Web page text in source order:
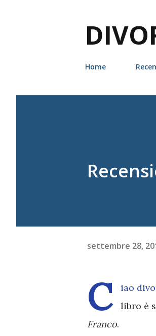
Home
settembre 28,
C iao
libro è
Franco.